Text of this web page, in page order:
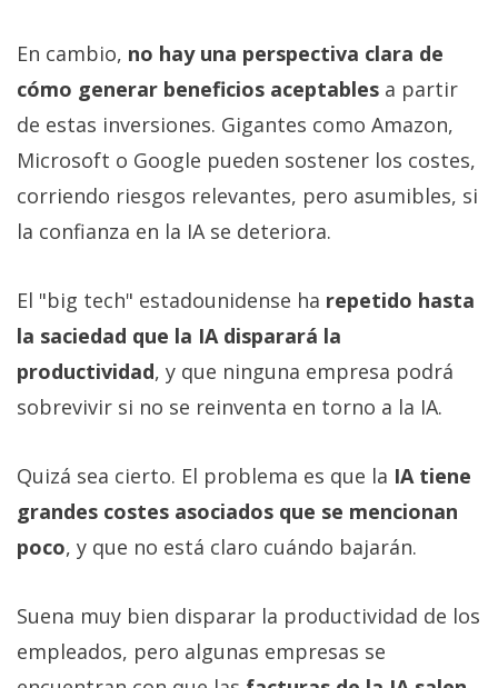
En cambio, no hay una perspectiva clara de
cómo generar beneficios aceptables a partir
de estas inversiones. Gigantes como Amazon,
Microsoft o Google pueden sostener los costes,
corriendo riesgos relevantes, pero asumibles, si
la confianza en la IA se deteriora.
El "big tech" estadounidense ha repetido hasta
la saciedad que la IA disparará la
productividad, y que ninguna empresa podrá
sobrevivir si no se reinventa en torno a la IA.
Quizá sea cierto. El problema es que la IA tiene
grandes costes asociados que se mencionan
poco, y que no está claro cuándo bajarán.
Suena muy bien disparar la productividad de los
empleados, pero algunas empresas se